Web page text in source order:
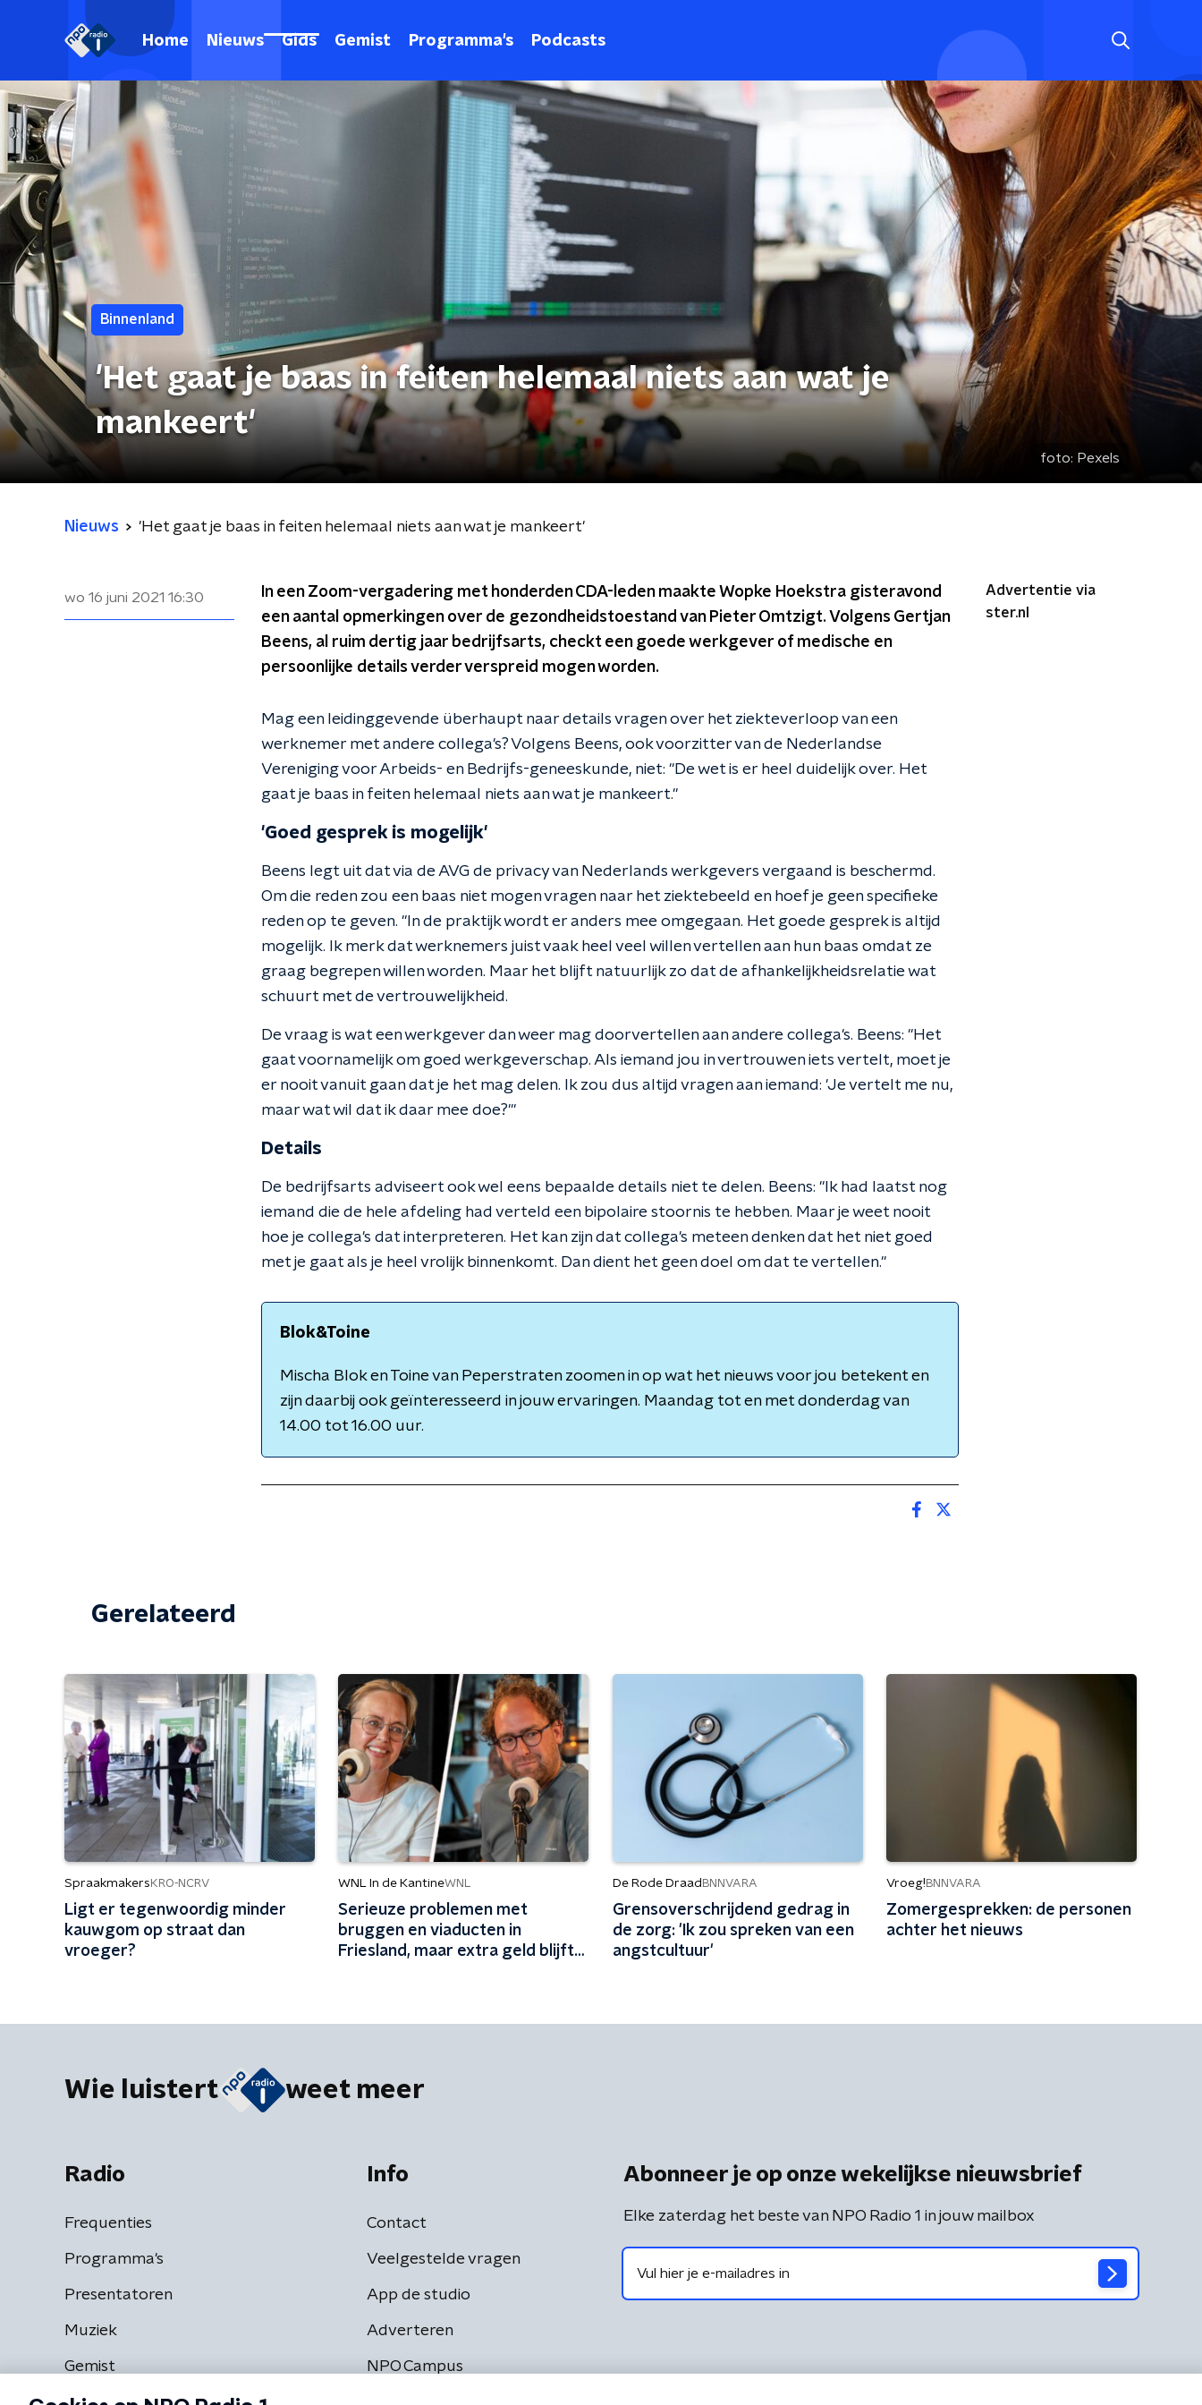
Home Nieuws Gids Gemist Programma's Podcasts
Binnenland
'Het gaat je baas in feiten helemaal niets aan wat je
mankeert'
foto: Pexels
Nieuws 'Het gaat je baas in feiten helemaal niets aan wat je mankeert'
wo 16 juni 2021 16:30
In een Zoom-vergadering met honderden CDA-leden maakte Wopke Hoekstra gisteravond
een aantal opmerkingen over de gezondheidstoestand van Pieter Omtzigt. Volgens Gertjan
Beens, al ruim dertig jaar bedrijfsarts, checkt een goede werkgever of medische en
persoonlijke details verder verspreid mogen worden.
Mag een leidinggevende überhaupt naar details vragen over het ziekteverloop van een
werknemer met andere collega's? Volgens Beens, ook voorzitter van de Nederlandse
Vereniging voor Arbeids- en Bedrijfs-geneeskunde, niet: "De wet is er heel duidelijk over. Het
gaat je baas in feiten helemaal niets aan wat je mankeert."
'Goed gesprek is mogelijk'
Beens legt uit dat via de AVG de privacy van Nederlands werkgevers vergaand is beschermd.
Om die reden zou een baas niet mogen vragen naar het ziektebeeld en hoef je geen specifieke
reden op te geven. "In de praktijk wordt er anders mee omgegaan. Het goede gesprek is altijd
mogelijk. Ik merk dat werknemers juist vaak heel veel willen vertellen aan hun baas omdat ze
graag begrepen willen worden. Maar het blijft natuurlijk zo dat de afhankelijkheidsrelatie wat
schuurt met de vertrouwelijkheid.
De vraag is wat een werkgever dan weer mag doorvertellen aan andere collega's. Beens: "Het
gaat voornamelijk om goed werkgeverschap. Als iemand jou in vertrouwen iets vertelt, moet je
er nooit vanuit gaan dat je het mag delen. Ik zou dus altijd vragen aan iemand: 'Je vertelt me nu,
maar wat wil dat ik daar mee doe?'"
Details
De bedrijfsarts adviseert ook wel eens bepaalde details niet te delen. Beens: "Ik had laatst nog
iemand die de hele afdeling had verteld een bipolaire stoornis te hebben. Maar je weet nooit
hoe je collega's dat interpreteren. Het kan zijn dat collega's meteen denken dat het niet goed
met je gaat als je heel vrolijk binnenkomt. Dan dient het geen doel om dat te vertellen."
Blok&Toine
Mischa Blok en Toine van Peperstraten zoomen in op wat het nieuws voor jou betekent en
zijn daarbij ook geïnteresseerd in jouw ervaringen. Maandag tot en met donderdag van
14.00 tot 16.00 uur.
Advertentie via
ster.nl
Gerelateerd
Spraakmakers KRO-NCRV
Ligt er tegenwoordig minder
kauwgom op straat dan
vroeger?
WNL In de KantineWNL
Serieuze problemen met
bruggen en viaducten in
Friesland, maar extra geld blijft
De Rode Draad BNNVARA
Grensoverschrijdend gedrag in
de zorg: 'Ik zou spreken van een
angstcultuur'
Vroeg! BNNVARA
Zomergesprekken: de personen
achter het nieuws
Wie luistert weet meer
Radio
Frequenties
Programma's
Presentatoren
Muziek
Gemist
Info
Contact
Veelgestelde vragen
App de studio
Adverteren
NPO Campus
Abonneer je op onze wekelijkse nieuwsbrief
Elke zaterdag het beste van NPO Radio 1 in jouw mailbox